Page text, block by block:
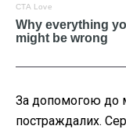
За допомогою до
постраждалих.